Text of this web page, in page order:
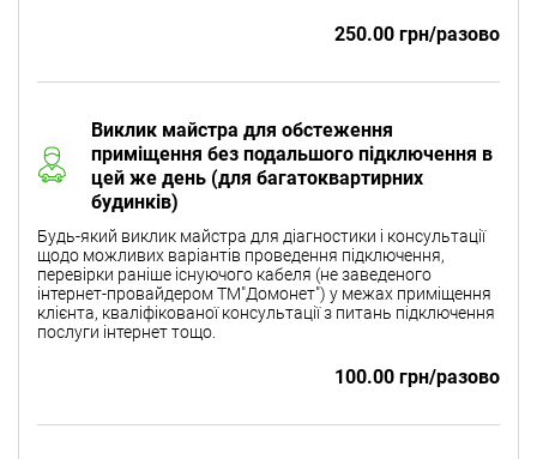
250.00 грн/разово
Виклик майстра для обстеження
приміщення без подальшого підключення в
цей же день (для багатоквартирних
будинків)
Будь-який виклик майстра для діагностики і консультації
щодо можливих варіантів проведення підключення,
перевірки раніше існуючого кабеля (не заведеного
інтернет-провайдером ТМ"Домонет") у межах приміщення
клієнта, кваліфікованої консультації з питань підключення
послуги інтернет тощо.
100.00 грн/разово